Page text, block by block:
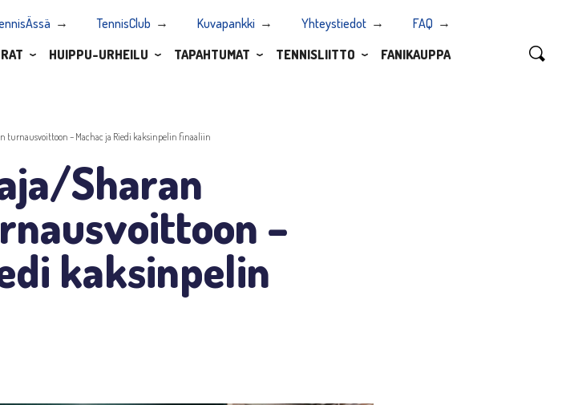
TennisClub Kuvapankki Yhteystiedot
FAQ
HUIPPU-URHEILU TAPAHTUMAT TENNISLIITTO FANIKAUPPA
turnausvoittoon – Machac ja Riedi kaksinpelin finaaliin
Sharan
–
kaksinpelin